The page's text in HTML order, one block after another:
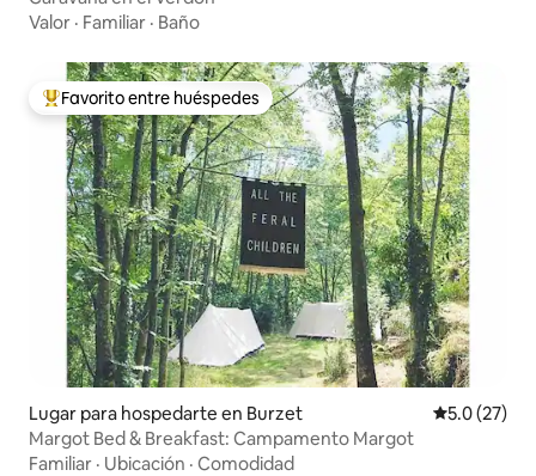
Valor · Familiar · Baño
De los mejores en Favorito entre huéspedes
Favorito entre huéspedes
Lugar para hospedarte en Burzet Calificación
5.0 (27)
Margot Bed & Breakfast: Campamento Margot
Familiar · Ubicación · Comodidad